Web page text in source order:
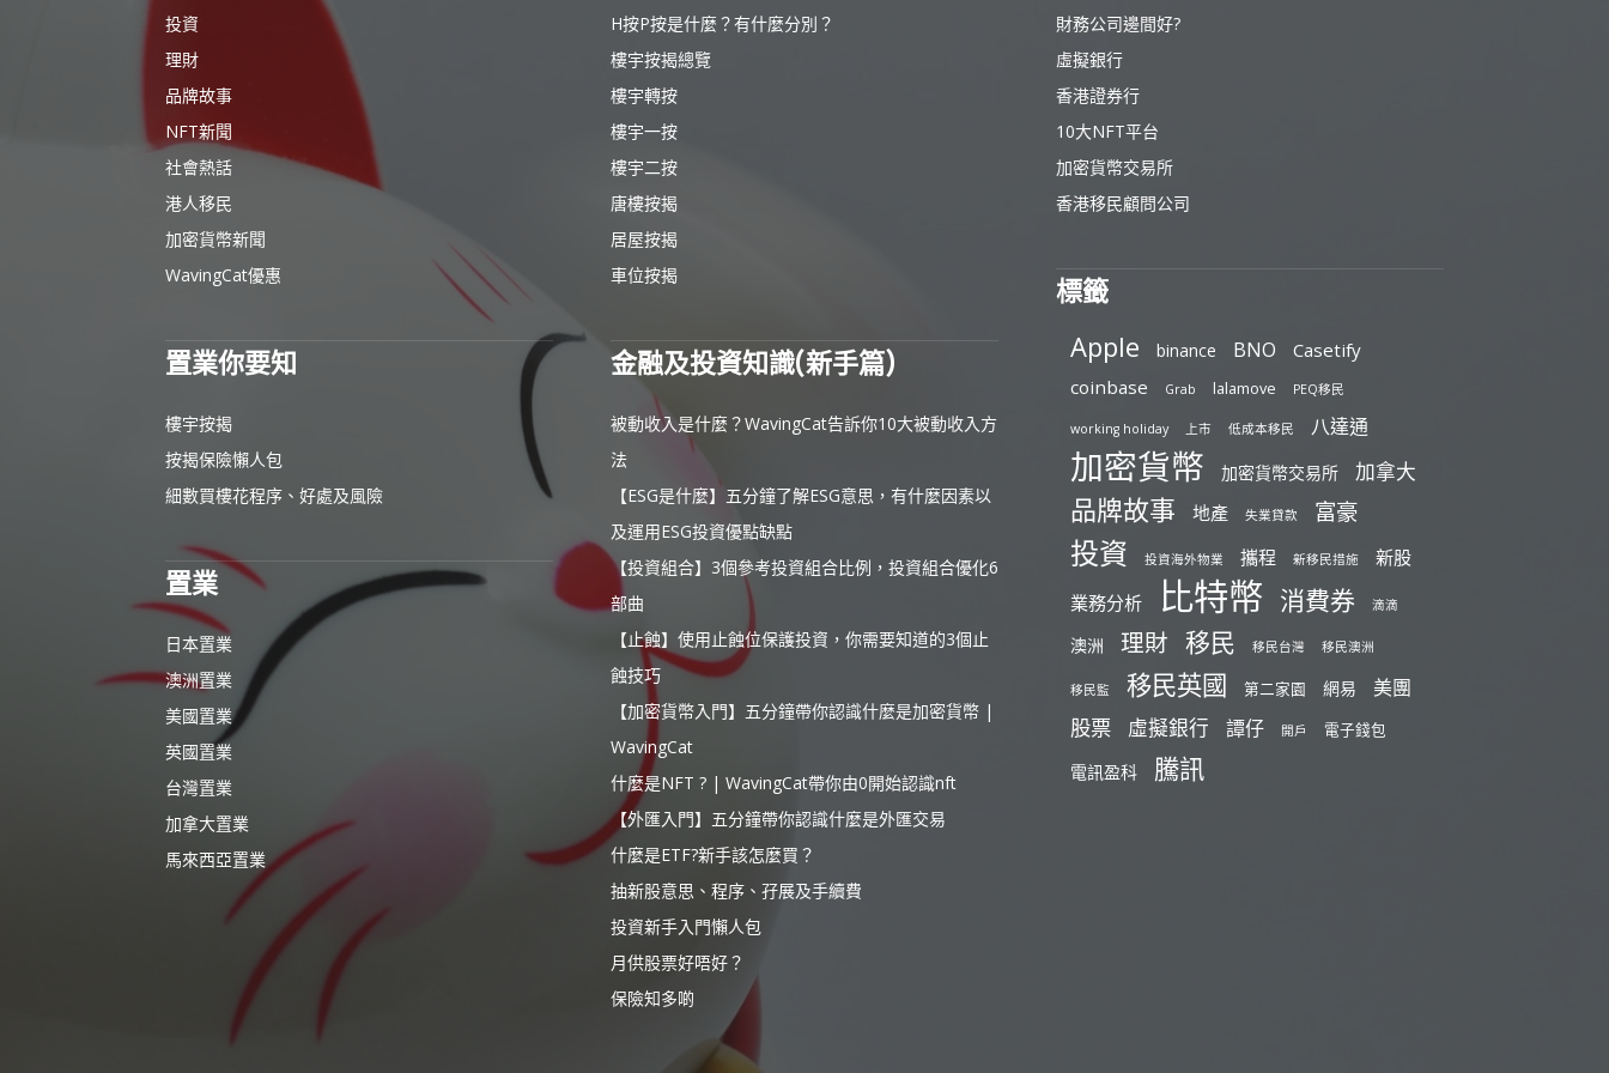
投資
理財
品牌故事
NFT新聞
社會熱話
港人移民
加密貨幣新聞
WavingCat優惠
置業你要知
樓宇按揭
按揭保險懶人包
細數買樓花程序、好處及風險
置業
日本置業
澳洲置業
美國置業
英國置業
台灣置業
加拿大置業
馬來西亞置業
H按P按是什麼？有什麼分別？
樓宇按揭總覽
樓宇轉按
樓宇一按
樓宇二按
唐樓按揭
居屋按揭
車位按揭
金融及投資知識(新手篇)
被動收入是什麼？WavingCat告訴你10大被動收入方
法
【ESG是什麼】五分鐘了解ESG意思，有什麼因素以
及運用ESG投資優點缺點
【投資組合】3個參考投資組合比例，投資組合優化6
部曲
【止蝕】使用止蝕位保護投資，你需要知道的3個止
蝕技巧
【加密貨幣入門】五分鐘帶你認識什麼是加密貨幣 |
WavingCat
什麼是NFT ? | WavingCat帶你由0開始認識nft
【外匯入門】五分鐘帶你認識什麼是外匯交易
什麼是ETF?新手該怎麼買？
抽新股意思、程序、孖展及手續費
投資新手入門懶人包
月供股票好唔好？
保險知多啲
財務公司邊間好?
虛擬銀行
香港證券行
10大NFT平台
加密貨幣交易所
香港移民顧問公司
標籤
Apple binance BNO
Casetify
coinbase
Grab lalamove PEQ移民
working holiday 上市 低成本移民 八達通
加密貨幣 加密貨幣交易所 加拿大
品牌故事 地產 失業貸款 富豪
投資 投資海外物業 攜程 新移民措施
新股
業務分析
比特幣 消費券 滴滴
澳洲 理財 移民 移民台灣 移民澳洲
移民監 移民英國 第二家園 網易 美團
股票 虛擬銀行 譚仔 開戶 電子錢包
電訊盈科 騰訊